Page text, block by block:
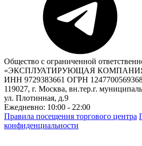
Общество с ограниченной
«ЭКСПЛУАТИРУЮЩАЯ
ИНН 9729383661 ОГРН
119027, г. Москва, вн.тер.г.
ул. Плотинная, д.9
Ежедневно: 10:00 - 22:00
Правила посещения торгового центра
конфиденциальности